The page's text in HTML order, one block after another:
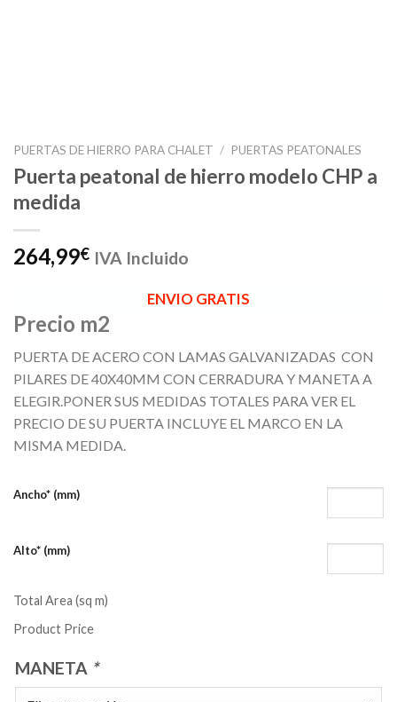
PUERTAS DE HIERRO PARA CHALET / PUERTAS PEATONALES
Puerta peatonal de hierro modelo CHP a
medida
264,99€ IVA Incluido
ENVIO GRATIS
Precio m2
PUERTA DE ACERO CON LAMAS GALVANIZADAS CON
PILARES DE 40X40MM CON CERRADURA Y MANETA A
ELEGIR.PONER SUS MEDIDAS TOTALES PARA VER EL
PRECIO DE SU PUERTA INCLUYE EL MARCO EN LA
MISMA MEDIDA.
Ancho* (mm)
Alto* (mm)
Total Area (sq m)
Product Price
MANETA *